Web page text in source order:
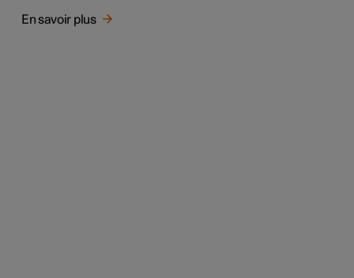
En savoir plus